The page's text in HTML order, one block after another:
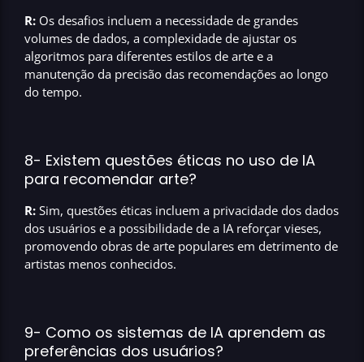
R: Os desafios incluem a necessidade de grandes
volumes de dados, a complexidade de ajustar os
algoritmos para diferentes estilos de arte e a
manutenção da precisão das recomendações ao longo
do tempo.
8- Existem questões éticas no uso de IA
para recomendar arte?
R: Sim, questões éticas incluem a privacidade dos dados
dos usuários e a possibilidade de a IA reforçar vieses,
promovendo obras de arte populares em detrimento de
artistas menos conhecidos.
9- Como os sistemas de IA aprendem as
preferências dos usuários?